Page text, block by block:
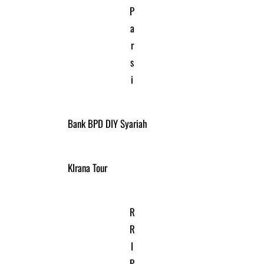
P
a
r
s
i
Bank BPD DIY Syariah
KIrana Tour
R
R
I